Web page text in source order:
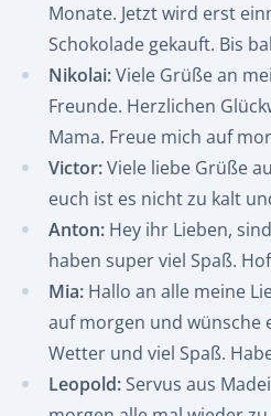
Monate. Jetzt wird erst
Schokolade gekauft. Bis
Nikolai:Viele Grüße an
Freunde. Herzlichen
Mama. Freue mich auf
Victor:Viele liebe Grüße
euch ist es nicht zu kalt
Anton: Hey ihr Lieben,
haben super viel Spaß.
Mia: Hallo an alle meine
auf morgen und wünsche
Wetter und viel Spaß.
Leopold:Servus aus